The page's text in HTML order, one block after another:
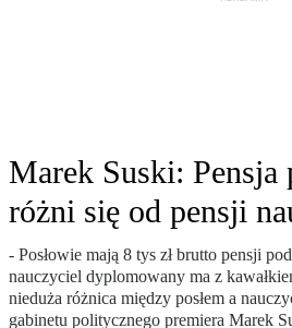
Marek Suski: Pensja
różni się od pensji
- Posłowie mają 8 tys zł brutto pensji
nauczyciel dyplomowany ma z
nieduża różnica między posłem a
gabinetu politycznego premiera Marek